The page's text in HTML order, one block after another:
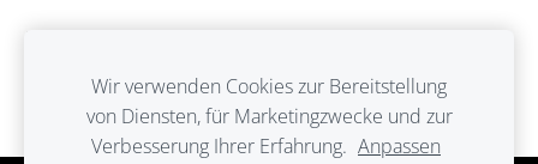
nav, tad šo bloku var noslēpt, nospiežot uz
ikoniņas augšējā stūrī.
Wir verwenden Cookies zur Bereitstellung
von Diensten, für Marketingzwecke und zur
Verbesserung Ihrer Erfahrung. Anpassen